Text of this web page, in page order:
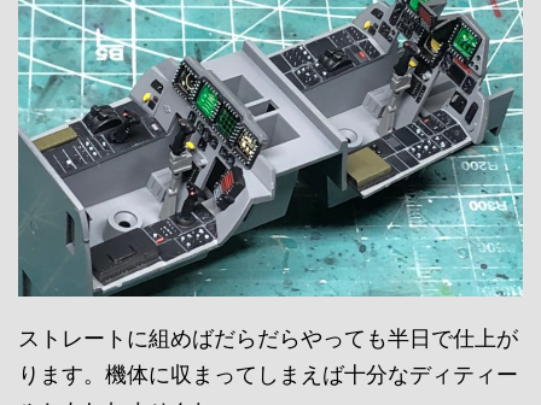
ストレートに組めばだらだらやっても半日で仕上が
ります。機体に収まってしまえば十分なディティー